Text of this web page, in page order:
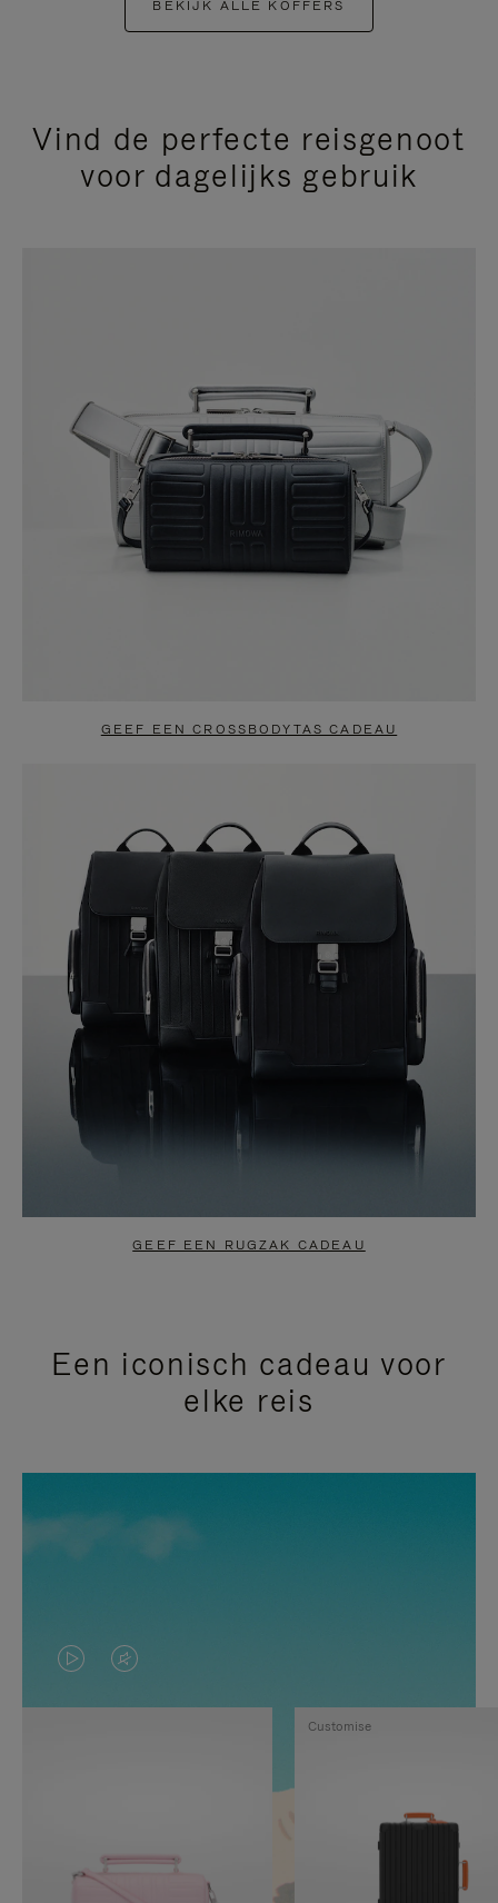
BEKIJK ALLE KOFFERS
Vind de perfecte reisgenoot
voor dagelijks gebruik
GEEF EEN CROSSBODYTAS CADEAU
GEEF EEN RUGZAK CADEAU
Een iconisch cadeau voor
elke reis
VIDEO
IS
GEPAUZEERD,
OP
HET
GELUID
Customise